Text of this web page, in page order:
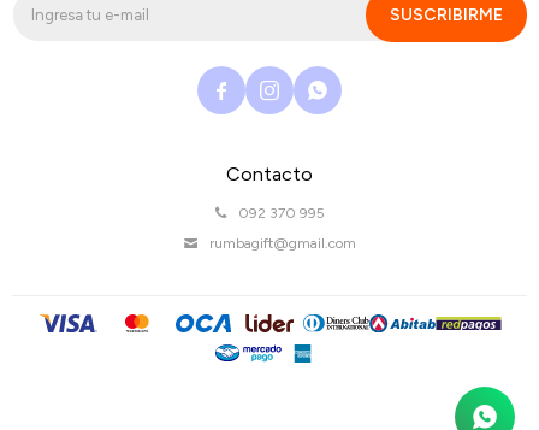
Contacto
092 370 995
rumbagift@gmail.com
SUSCRIBIRME
  